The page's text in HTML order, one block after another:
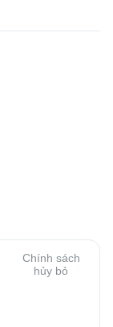
Chính sách
hủy bỏ